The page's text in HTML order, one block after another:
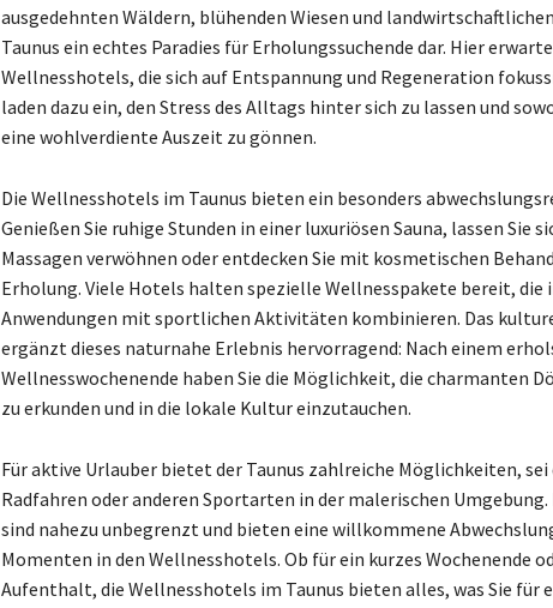
ausgedehnten Wäldern, blühenden Wiesen und
Taunus ein echtes Paradies für Erholungssuchende dar. Hier
Wellnesshotels, die sich auf Entspannung und Regeneration
laden dazu ein, den Stress des Alltags hinter sich zu lassen und
eine wohlverdiente Auszeit zu gönnen.
Die Wellnesshotels im Taunus bieten ein besonders
Genießen Sie ruhige Stunden in einer luxuriösen Sauna, lassen Sie
Massagen verwöhnen oder entdecken Sie mit kosmetischen
Erholung. Viele Hotels halten spezielle Wellnesspakete bereit, die
Anwendungen mit sportlichen Aktivitäten kombinieren. Das
ergänzt dieses naturnahe Erlebnis hervorragend: Nach einem
Wellnesswochenende haben Sie die Möglichkeit, die charmanten
zu erkunden und in die lokale Kultur einzutauchen.
Für aktive Urlauber bietet der Taunus zahlreiche Möglichkeiten, sei
Radfahren oder anderen Sportarten in der malerischen
sind nahezu unbegrenzt und bieten eine willkommene
Momenten in den Wellnesshotels. Ob für ein kurzes Wochenende
Aufenthalt, die Wellnesshotels im Taunus bieten alles, was Sie für